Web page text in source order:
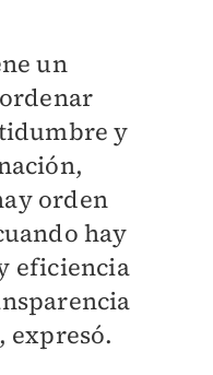
un
y
orden
hay
eficiencia
expresó.